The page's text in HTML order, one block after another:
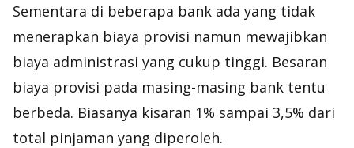
Sementara di beberapa bank ada yang tidak
menerapkan biaya provisi namun mewajibkan
biaya administrasi yang cukup tinggi. Besaran
biaya provisi pada masing-masing bank tentu
berbeda. Biasanya kisaran 1% sampai 3,5% dari
total pinjaman yang diperoleh.